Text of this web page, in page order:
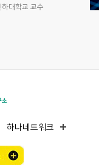
대학교 교수
하나네트워크